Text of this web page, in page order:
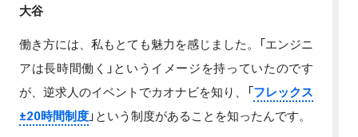
大谷
働き方には、私もとても魅力を感じました。「エンジニ
アは長時間働く」というイメージを持っていたのです
が、逆求人のイベントでカオナビを知り、「フレックス
±20時間制度」という制度があることを知ったんです。